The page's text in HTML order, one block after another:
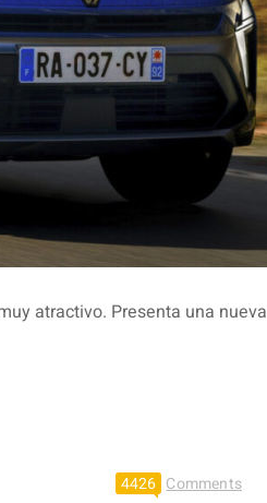
atractivo. Presenta una nueva
4426 Comments